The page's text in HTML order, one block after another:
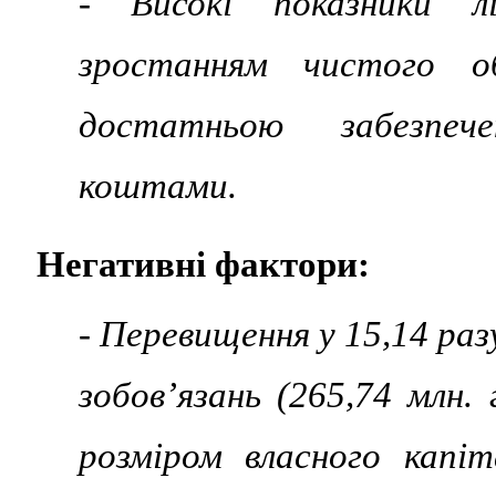
зростанням чистого
достатньою
коштами.
Негативні фактори:
- Перевищення у 15,14
зобов’язань (265,74
розміром власного